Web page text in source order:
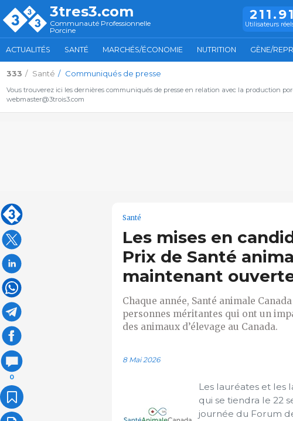
3tres3.com
Communauté Professionnelle
Porcine
Utilisateurs
ACTUALITÉS SANTÉ MARCHÉS/ÉCONOMIE NUTRITION GÈNE/
333 Santé Communiqués de presse
Vous trouverez ici les dernières communiqués de presse en relation avec la production
webmaster@3trois3.com
0
Santé
Les mises en
Prix de Santé
maintenant
Chaque année, Santé animale
personnes méritantes qui ont un
des animaux d’élevage au Canada.
8 Mai 2026
Les lauréates et les
qui se tiendra le 22
journée du Forum